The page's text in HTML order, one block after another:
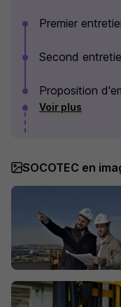
Premier
Second
Proposition
Voir plus
SOCOTEC en